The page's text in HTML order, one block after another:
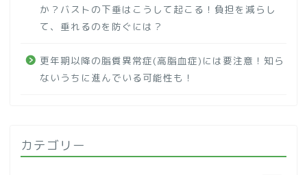
か？バストの下垂はこうして起こる！負担を減らし
て、垂れるのを防ぐには？
更年期以降の脂質異常症(高脂血症)には要注意！知ら
ないうちに進んでいる可能性も！
カテゴリー